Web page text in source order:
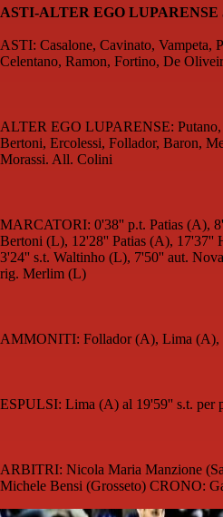
ASTI-ALTER EGO LUPARENSE
ASTI: Casalone, Cavinato, Vampeta,
Celentano, Ramon, Fortino, De
ALTER EGO LUPARENSE:
Bertoni, Ercolessi, Follador, Baron,
Morassi. All. Colini
MARCATORI: 0'38'' p.t. Patias (A),
Bertoni (L), 12'28'' Patias (A),
3'24'' s.t. Waltinho (L), 7'50'' aut.
rig. Merlim (L)
AMMONITI: Follador (A), Lima (A),
ESPULSI: Lima (A) al 19'59'' s.t. per
ARBITRI: Nicola Maria Manzione
Michele Bensi (Grosseto) CRONO: